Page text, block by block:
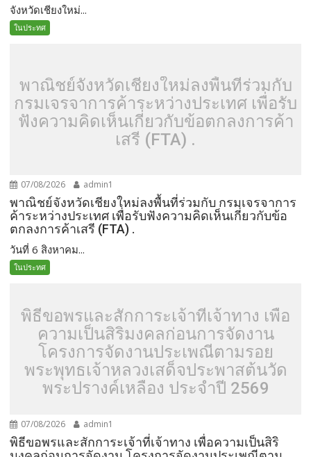
จังหวัดเชียงใหม่...
ในประทศ
พาณิชย์จังหวัดเชียงใหม่ลงพื้นที่ร่วมกับ
กรมเจรจาการค้าระหว่างประเทศ เพื่อรับ
ฟังความคิดเห็นเกี่ยวกับข้อตกลงการค้า
เสรี (FTA) .
07/08/2026 admin1
พาณิชย์จังหวัดเชียงใหม่ลงพื้นที่ร่วมกับ กรมเจรจาการ
ค้าระหว่างประเทศ เพื่อรับฟังความคิดเห็นเกี่ยวกับข้อ
ตกลงการค้าเสรี (FTA) .
วันที่ 6 สิงหาคม...
ในประทศ
พิธีขอพรและสักการะเจ้าที่เจ้าทาง เพื่อ
ความเป็นสิริมงคลก่อนการจัดงาน
โครงการจัดงานประเพณีตามรอย
พระพุทธเจ้าหลวงเสด็จประพาสต้นวัด
พระปรางค์เหลือง ประจำปี 2569
07/08/2026 admin1
พิธีขอพรและสักการะเจ้าที่เจ้าทาง เพื่อความเป็นสิริ